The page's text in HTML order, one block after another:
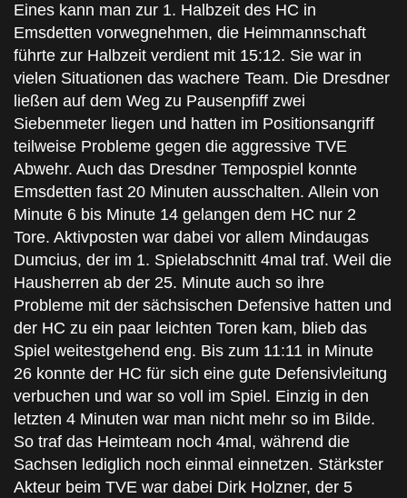
Eines kann man zur 1. Halbzeit des HC in
Emsdetten vorwegnehmen, die Heimmannschaft
führte zur Halbzeit verdient mit 15:12. Sie war in
vielen Situationen das wachere Team. Die Dresdner
ließen auf dem Weg zu Pausenpfiff zwei
Siebenmeter liegen und hatten im Positionsangriff
teilweise Probleme gegen die aggressive TVE
Abwehr. Auch das Dresdner Tempospiel konnte
Emsdetten fast 20 Minuten ausschalten. Allein von
Minute 6 bis Minute 14 gelangen dem HC nur 2
Tore. Aktivposten war dabei vor allem Mindaugas
Dumcius, der im 1. Spielabschnitt 4mal traf. Weil die
Hausherren ab der 25. Minute auch so ihre
Probleme mit der sächsischen Defensive hatten und
der HC zu ein paar leichten Toren kam, blieb das
Spiel weitestgehend eng. Bis zum 11:11 in Minute
26 konnte der HC für sich eine gute Defensivleitung
verbuchen und war so voll im Spiel. Einzig in den
letzten 4 Minuten war man nicht mehr so im Bilde.
So traf das Heimteam noch 4mal, während die
Sachsen lediglich noch einmal einnetzen. Stärkster
Akteur beim TVE war dabei Dirk Holzner, der 5